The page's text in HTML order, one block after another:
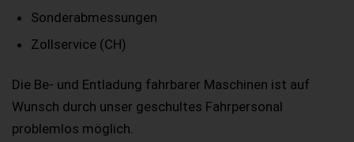
Sonderabmessungen
Zollservice (CH)
Die Be- und Entladung fahrbarer Maschinen ist auf
Wunsch durch unser geschultes Fahrpersonal
problemlos möglich.